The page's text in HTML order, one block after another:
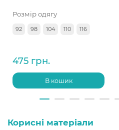
Розмір одягу
92 98 104 110 116
475 грн.
В кошик
Корисні матеріали